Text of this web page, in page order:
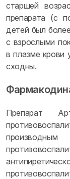
старшей
препарата (с
детей был
с взрослыми
в плазме крови
сходны.
Препарат